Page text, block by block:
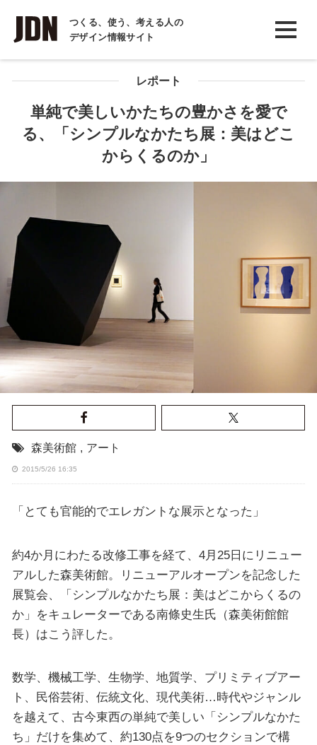
つくる、使う、考える人の
デザイン情報サイト
INTERVIEW
インタビュー
REPORT
COLUMN
レポート
単純で美しいかたちの豊かさを愛で
る、「シンプルなかたち展：美はどこ
からくるのか」
森美術館 , アート
2015/5/26 16:35
「とても官能的でエレガントな展示となった」
約4か月にわたる改修工事を経て、4月25日にリニュー
アルした森美術館。リニューアルオープンを記念した
展覧会、「シンプルなかたち展：美はどこからくるの
か」をキュレーターである南條史生氏（森美術館館
長）はこう評した。
数学、機械工学、生物学、地質学、プリミティブアー
ト、民俗芸術、伝統文化、現代美術…時代やジャンル
を越えて、古今東西の単純で美しい「シンプルなかた
ち」だけを集めて、約130点を9つのセクションで構